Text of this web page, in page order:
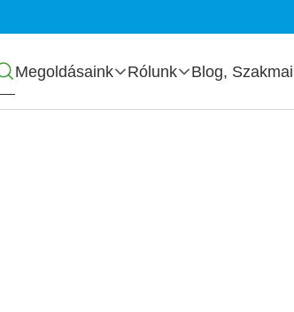
Főmenü
Megoldásaink Rólunk Blog,